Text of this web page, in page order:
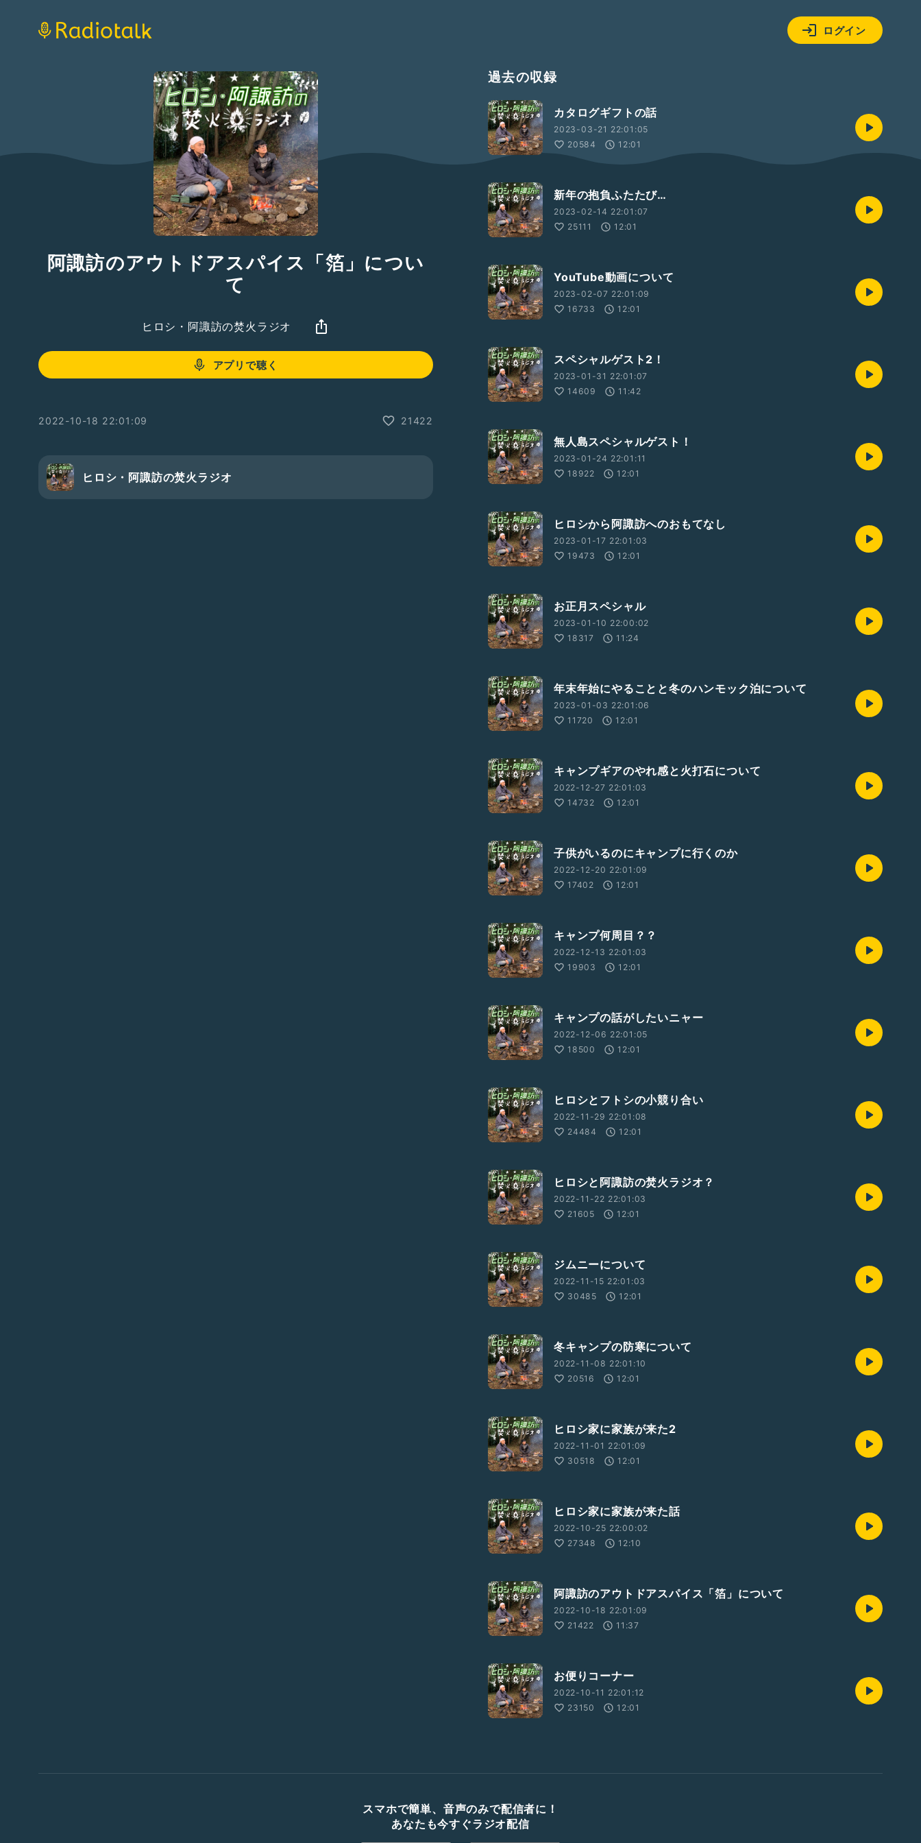
ログイン
阿諏訪のアウトドアスパイス「箔」につい
て
ヒロシ・阿諏訪の焚火ラジオ
アプリで聴く
2022-10-18 22:01:09 21422
ヒロシ・阿諏訪の焚火ラジオ
過去の収録
カタログギフトの話
2023-03-21 22:01:05
20584
12:01
新年の抱負ふたたび…
2023-02-14 22:01:07
25111
12:01
YouTube動画について
2023-02-07 22:01:09
16733
12:01
スペシャルゲスト2！
2023-01-31 22:01:07
14609
11:42
無人島スペシャルゲスト！
2023-01-24 22:01:11
18922
12:01
ヒロシから阿諏訪へのおもてなし
2023-01-17 22:01:03
19473
12:01
お正月スペシャル
2023-01-10 22:00:02
18317
11:24
年末年始にやることと冬のハンモック泊について
2023-01-03 22:01:06
11720
12:01
キャンプギアのやれ感と火打石について
2022-12-27 22:01:03
14732
12:01
子供がいるのにキャンプに行くのか
2022-12-20 22:01:09
17402
12:01
キャンプ何周目？？
2022-12-13 22:01:03
19903
12:01
キャンプの話がしたいニャー
2022-12-06 22:01:05
18500
12:01
ヒロシとフトシの小競り合い
2022-11-29 22:01:08
24484
12:01
ヒロシと阿諏訪の焚火ラジオ？
2022-11-22 22:01:03
21605
12:01
ジムニーについて
2022-11-15 22:01:03
30485
12:01
冬キャンプの防寒について
2022-11-08 22:01:10
20516
12:01
ヒロシ家に家族が来た2
2022-11-01 22:01:09
30518
12:01
ヒロシ家に家族が来た話
2022-10-25 22:00:02
27348
12:10
阿諏訪のアウトドアスパイス「箔」について
2022-10-18 22:01:09
21422
11:37
お便りコーナー
2022-10-11 22:01:12
23150
12:01
スマホで簡単、音声のみで配信者に！
あなたも今すぐラジオ配信